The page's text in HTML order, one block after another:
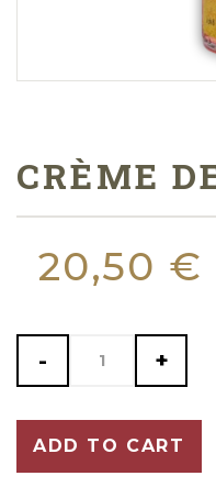
CRÈME
20,50 €
- +
ADD TO CART